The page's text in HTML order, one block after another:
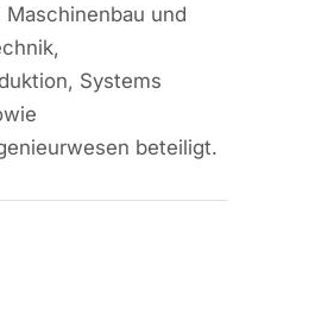
Maschinenbau und
Systems
beteiligt.